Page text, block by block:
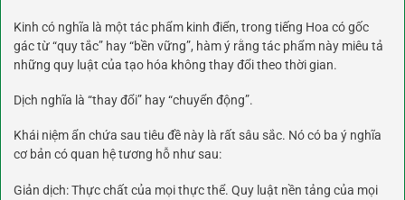
Kinh có nghĩa là một tác phẩm kinh điển, trong tiếng Hoa có gốc
gác từ “quy tắc” hay “bền vững”, hàm ý rằng tác phẩm này miêu tả
những quy luật của tạo hóa không thay đổi theo thời gian.
Dịch nghĩa là “thay đổi” hay “chuyển động”.
Khái niệm ẩn chứa sau tiêu đề này là rất sâu sắc. Nó có ba ý nghĩa
cơ bản có quan hệ tương hỗ như sau:
Giản dịch: Thực chất của mọi thực thể. Quy luật nền tảng của mọi